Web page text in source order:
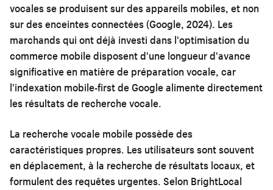
vocales se produisent sur des appareils mobiles, et non
sur des enceintes connectées (Google, 2024). Les
marchands qui ont déjà investi dans l'optimisation du
commerce mobiledisposent d'une longueur d'avance
significative en matière de préparation vocale, car
l'indexation mobile-first de Google alimente directement
les résultats de recherche vocale.
La recherche vocale mobile possède des
caractéristiques propres. Les utilisateurs sont souvent
en déplacement, à la recherche de résultats locaux, et
formulent des requêtes urgentes. Selon BrightLocal